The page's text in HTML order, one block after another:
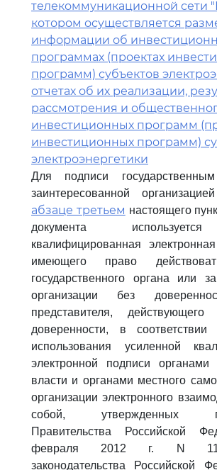
телекоммуникационной сети
котором осуществляется
информации об
программах (проектах
программ) субъектов
отчетах об их реализации,
рассмотрения и
инвестиционных программ
инвестиционных программ)
электроэнергетики
Для подписи
заинтересованной
абзаце третьем настоящего
документа
квалифицированная
имеющего право
государственного органа или
организации без
представителя,
доверенности, в
использования усиленной
электронной подписи органами
власти и органами местного
организации электронного
собой, утвержденных
Правительства Российской
февраля 2012 г. N
законодательства Российской